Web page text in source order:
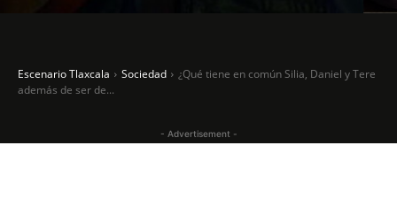
Escenario Tlaxcala Sociedad
¿Qué tiene en común Silia, Daniel y Tere
además de ser de...
- Advertisement -